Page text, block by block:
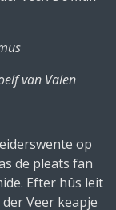
van Valen
op
de pleats fan
Efter hûs leit
Veer keapje